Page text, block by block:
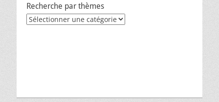
Recherche par thèmes
Recherche